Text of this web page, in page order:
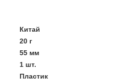
Китай
20 г
55 мм
1 шт.
Пластик